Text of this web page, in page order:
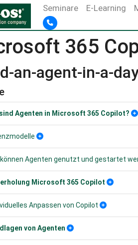
Seminare E-Learning
365
an-agent-in-a-
Agenten in Microsoft 365 Copilot?
können Agenten genutzt und gestartet
Microsoft 365 Copilot
Anpassen von Copilot
von Agenten